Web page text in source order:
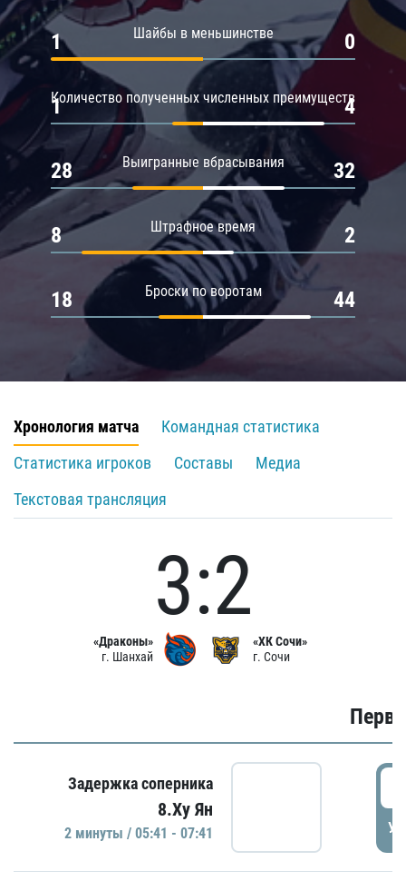
Шайбы в меньшинстве
1 0
Количество полученных численных преимуществ
1 4
Выигранные вбрасывания
28 32
Штрафное время
8 2
Броски по воротам
18 44
Хронология матча
Командная статистика
Статистика игроков
Составы
Медиа
Текстовая трансляция
«Драконы»
г. Шанхай
3:2
«ХК Сочи»
г. Сочи
Задержка соперника
8.Ху Ян
2 минуты / 05:41 - 07:41